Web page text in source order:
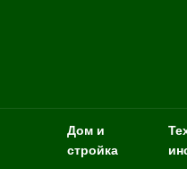
Дом и
стройка